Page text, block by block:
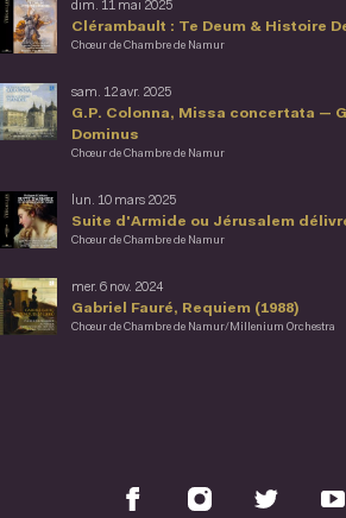
Clérambault : Te Deum & Histoire
dim. 11 mai 2025
Chœur de Chambre de Namur
G.P. Colonna, Missa concertata —
Dominus
sam. 12 avr. 2025
Chœur de Chambre de Namur
Suite d'Armide ou Jérusalem
lun. 10 mars 2025
Chœur de Chambre de Namur
Gabriel Fauré, Requiem (1988)
mer. 6 nov. 2024
Chœur de Chambre de Namur/Millenium Orchestra